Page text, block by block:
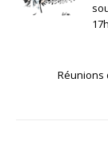
Réunions